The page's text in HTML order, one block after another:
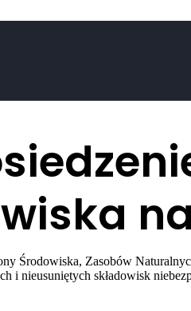
Środowiska, Zasobów
i nieusuniętych składowisk